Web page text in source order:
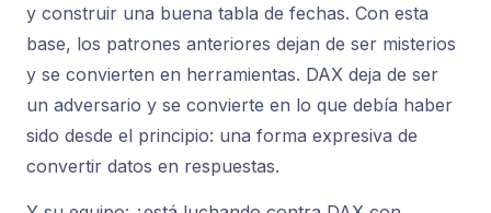
y construir una buena tabla de fechas. Con esta
base, los patrones anteriores dejan de ser misterios
y se convierten en herramientas. DAX deja de ser
un adversario y se convierte en lo que debía haber
sido desde el principio: una forma expresiva de
convertir datos en respuestas.